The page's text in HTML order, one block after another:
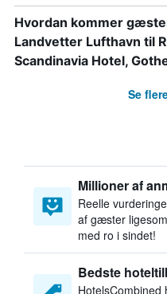
Hvordan kommer
Landvetter Lufthavn til
Scandinavia Hotel,
Se
Millioner af
Reelle
af gæster
med ro i sindet!
Bedste